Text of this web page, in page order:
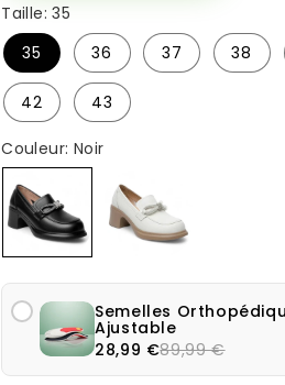
Taille:35
35
36 37 38
42 43
Couleur: Noir
Noir Beige
Semelles
Ajustable
28,99 €89,99 €